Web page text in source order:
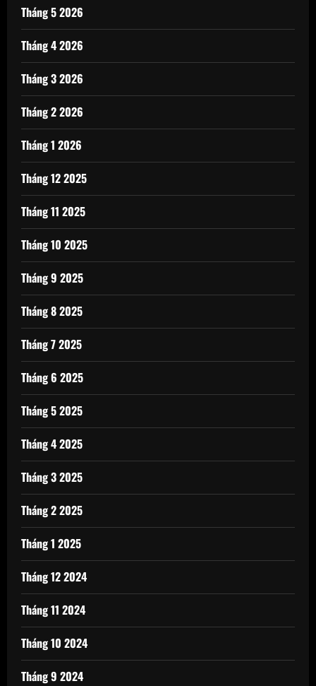
Tháng 5 2026
Tháng 4 2026
Tháng 3 2026
Tháng 2 2026
Tháng 1 2026
Tháng 12 2025
Tháng 11 2025
Tháng 10 2025
Tháng 9 2025
Tháng 8 2025
Tháng 7 2025
Tháng 6 2025
Tháng 5 2025
Tháng 4 2025
Tháng 3 2025
Tháng 2 2025
Tháng 1 2025
Tháng 12 2024
Tháng 11 2024
Tháng 10 2024
Tháng 9 2024